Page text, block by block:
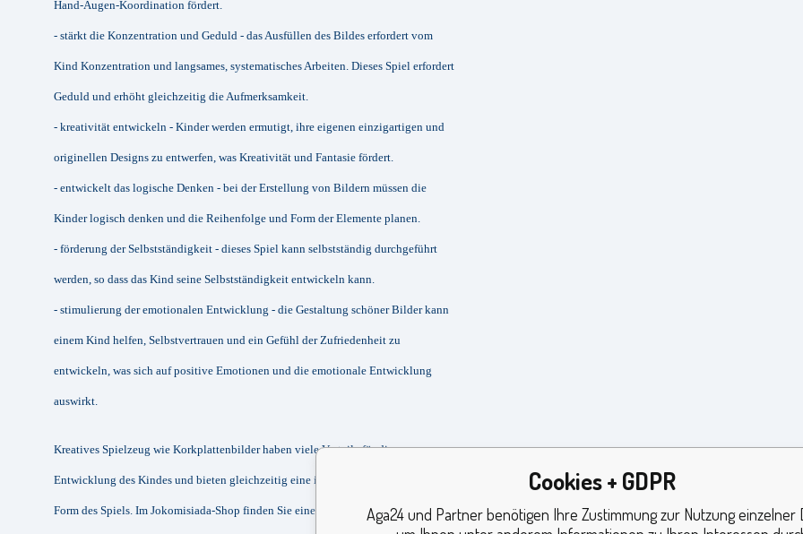
Hand-Augen-Koordination fördert.
- stärkt die Konzentration und Geduld - das Ausfüllen des Bildes erfordert vom
Kind Konzentration und langsames, systematisches Arbeiten. Dieses Spiel erfordert
Geduld und erhöht gleichzeitig die Aufmerksamkeit.
- kreativität entwickeln - Kinder werden ermutigt, ihre eigenen einzigartigen und
originellen Designs zu entwerfen, was Kreativität und Fantasie fördert.
- entwickelt das logische Denken - bei der Erstellung von Bildern müssen die
Kinder logisch denken und die Reihenfolge und Form der Elemente planen.
- förderung der Selbstständigkeit - dieses Spiel kann selbstständig durchgeführt
werden, so dass das Kind seine Selbstständigkeit entwickeln kann.
- stimulierung der emotionalen Entwicklung - die Gestaltung schöner Bilder kann
einem Kind helfen, Selbstvertrauen und ein Gefühl der Zufriedenheit zu
entwickeln, was sich auf positive Emotionen und die emotionale Entwicklung
auswirkt.
Kreatives Spielzeug wie Korkplattenbilder haben viele Vorteile für die
Entwicklung des Kindes und bieten gleichzeitig eine interessante und fesselnde
Form des Spiels. Im Jokomisiada-Shop finden Sie eine große Auswahl an
Cookies + GDPR
Aga24 und Partner benötigen Ihre Zustimmung zur Nutzung einzelner